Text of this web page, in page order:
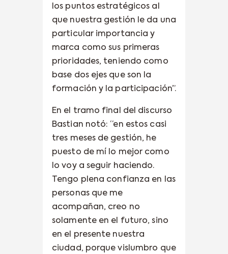
los puntos estratégicos al
que nuestra gestión le da una
particular importancia y
marca como sus primeras
prioridades, teniendo como
base dos ejes que son la
formación y la participación”.
En el tramo final del discurso
Bastian notó: “en estos casi
tres meses de gestión, he
puesto de mí lo mejor como
lo voy a seguir haciendo.
Tengo plena confianza en las
personas que me
acompañan, creo no
solamente en el futuro, sino
en el presente nuestra
ciudad, porque vislumbro que